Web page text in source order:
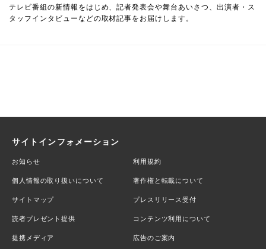
テレビ番組の新情報をはじめ、記者発表会や舞台あいさつ、出演者・ス
タッフインタビューなどの取材記事をお届けします。
サイトインフォメーション
お知らせ 利用規約
個人情報の取り扱いについて 著作権と転載について
サイトマップ プレスリリース受付
読者プレゼント提供 コンテンツ利用について
提携メディア 広告のご案内